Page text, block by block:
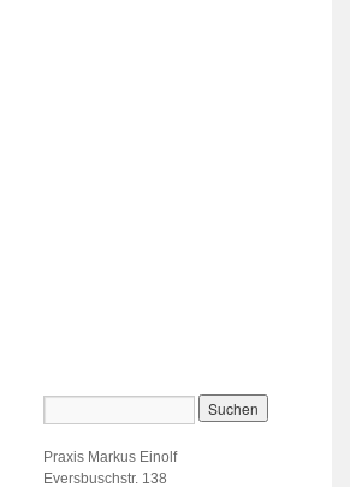
Praxis Markus Einolf
Eversbuschstr. 138